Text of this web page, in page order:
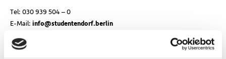
Tel: 030 939 504 – 0
E-Mail: info@studentendorf.berlin